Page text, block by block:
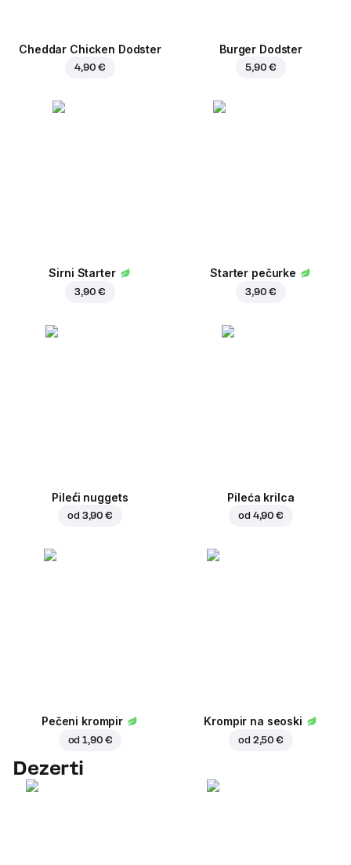
Cheddar Chicken Dodster
4,90 €
Burger Dodster
5,90 €
Sirni Starter
3,90 €
Starter pečurke
3,90 €
Pileći nuggets
od 3,90 €
Pileća krilca
od 4,90 €
Pečeni krompir
od1,90 €
Krompir na seoski
od 2,50 €
Dezerti